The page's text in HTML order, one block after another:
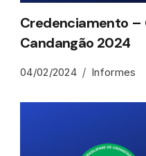
Credenciamento –
Candangão 2024
04/02/2024 Informes